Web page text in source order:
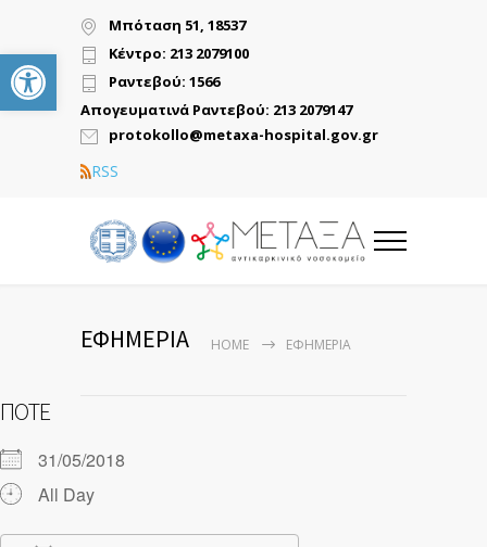
Ανοίξτε τη γραμμή εργαλείων
Μπόταση 51, 18537
Κέντρο: 213 2079100
Ραντεβού: 1566
Απογευματινά Ραντεβού: 213 2079147
protokollo@metaxa-hospital.gov.gr
RSS
ΕΦΗΜΕΡΙΑ HOME ΕΦΗΜΕΡΙΑ
ΠΌΤΕ
31/05/2018
All Day